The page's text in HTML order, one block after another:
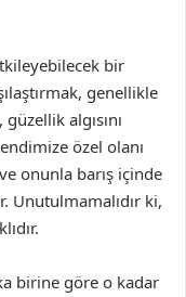
bir
genellikle
algısını
özel olanı
onunla barış içinde
Unutulmamalıdır ki,
birine göre o kadar